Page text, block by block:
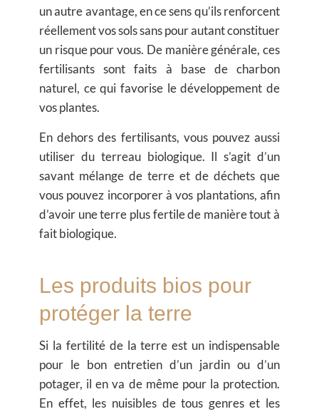
un autre avantage, en ce sens qu’ils renforcent
réellement vos sols sans pour autant constituer
un risque pour vous. De manière générale, ces
fertilisants sont faits à base de charbon
naturel, ce qui favorise le développement de
vos plantes.
En dehors des fertilisants, vous pouvez aussi
utiliser du terreau biologique. Il s’agit d’un
savant mélange de terre et de déchets que
vous pouvez incorporer à vos plantations, afin
d’avoir une terre plus fertile de manière tout à
fait biologique.
Les produits bios pour
protéger la terre
Si la fertilité de la terre est un indispensable
pour le bon entretien d’un jardin ou d’un
potager, il en va de même pour la protection.
En effet, les nuisibles de tous genres et les